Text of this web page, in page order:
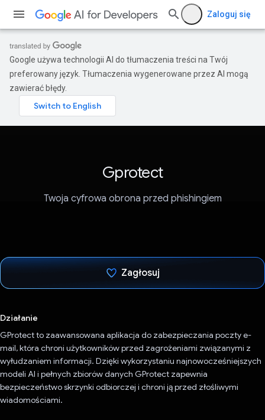
Zaloguj się
Google używa technologii AI do tłumaczenia treści na Twój
preferowany język. Tłumaczenia wygenerowane przez AI mogą
zawierać błędy.
Gprotect
Twoja cyfrowa obrona przed phishingiem
Zagłosuj
Działanie
GProtect to zaawansowana aplikacja do zabezpieczania poczty e-
mail, która chroni użytkowników przed zagrożeniami związanymi z
wyłudzaniem informacji. Dzięki wykorzystaniu najnowocześniejszych
modeli AI i pełnych zbiorów danych GProtect zapewnia
bezpieczeństwo skrzynki odbiorczej i chroni ją przed złośliwymi
wiadomościami.